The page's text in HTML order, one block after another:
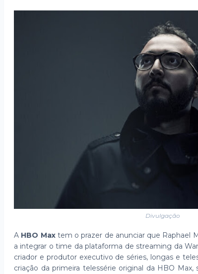
Divulgação
A HBO Maxtem o prazer de anunciar que Raphael
a integrar o time da plataforma de streaming da
criador e produtor executivo de séries, longas e
criação da primeira telessérie original da HBO